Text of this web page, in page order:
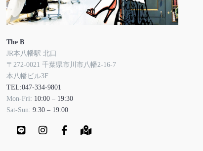
The B
JR本八幡駅 北口
〒272-0021 千葉県市川市八幡2-16-7
本八幡ビル3F
TEL:047-334-9801
Mon-Fri: 10:00 – 19:30
Sat-Sun: 9:30 – 19:00